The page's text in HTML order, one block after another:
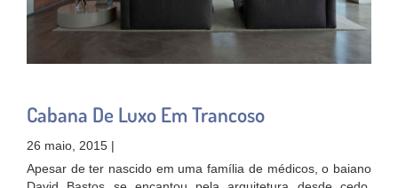
Cabana De Luxo Em Trancoso
26 maio, 2015 |
Apesar de ter nascido em uma família de médicos, o baiano